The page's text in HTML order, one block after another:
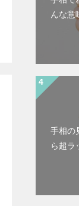
んな意
手相の
ら超ラ